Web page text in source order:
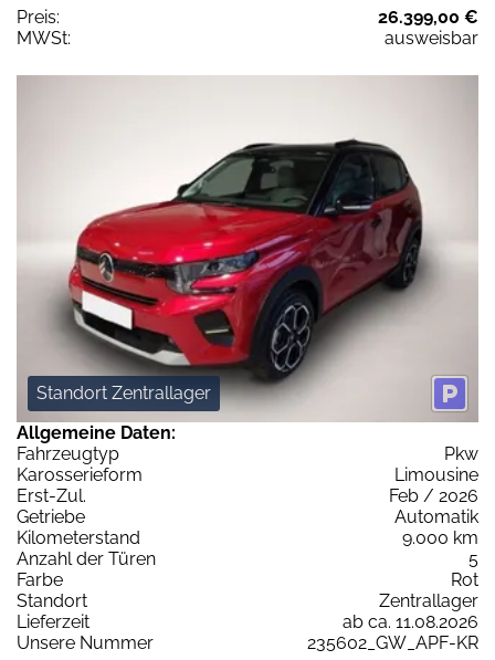
Preis:
26.399,00 €
MWSt:
ausweisbar
Standort Zentrallager
Allgemeine Daten:
Fahrzeugtyp
Pkw
Karosserieform
Limousine
Erst-Zul.
Feb / 2026
Getriebe
Automatik
Kilometerstand
9.000 km
Anzahl der Türen
5
Farbe
Rot
Standort
Zentrallager
Lieferzeit
ab ca. 11.08.2026
Unsere Nummer
235602_GW_APF-KR